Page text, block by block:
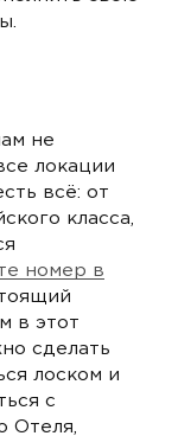
не
локации
всё: от
класса,
номер в
в этот
сделать
лоском и
с
Отеля,